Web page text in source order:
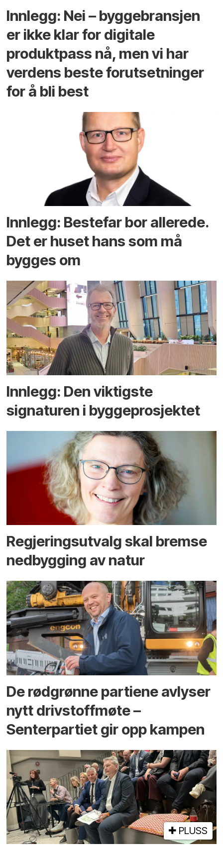
Innlegg: Nei – byggebransjen
er ikke klar for digitale
produktpass nå, men vi har
verdens beste forutsetninger
for å bli best
Innlegg: Bestefar bor allerede.
Det er huset hans som må
bygges om
Innlegg: Den viktigste
signaturen i bygge­­prosjektet
Regjerings­utvalg skal bremse
ned­bygging av natur
De rødgrønne partiene avlyser
nytt drivstoffmøte –
Senterpartiet gir opp kampen
PLUSS